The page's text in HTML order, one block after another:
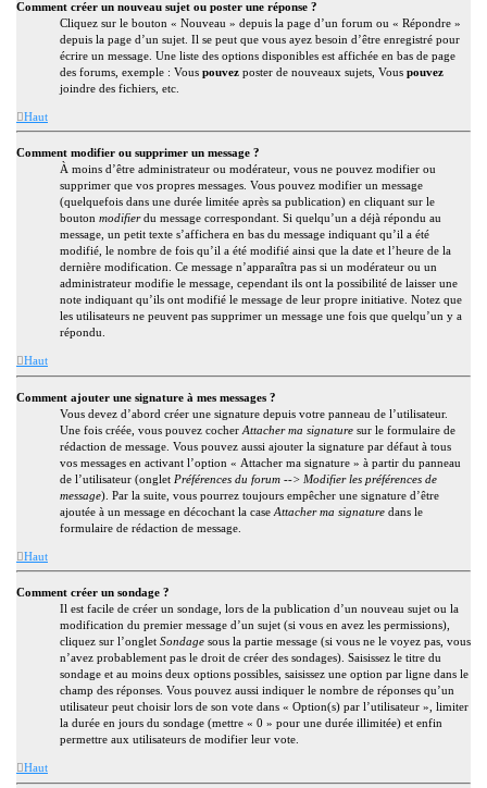
Comment créer un nouveau sujet ou poster une réponse ?
Cliquez sur le bouton « Nouveau » depuis la page d’un forum ou « Répondre »
depuis la page d’un sujet. Il se peut que vous ayez besoin d’être enregistré pour
écrire un message. Une liste des options disponibles est affichée en bas de page
des forums, exemple : Vous pouvez poster de nouveaux sujets, Vous pouvez
joindre des fichiers, etc.
Haut
Comment modifier ou supprimer un message ?
À moins d’être administrateur ou modérateur, vous ne pouvez modifier ou
supprimer que vos propres messages. Vous pouvez modifier un message
(quelquefois dans une durée limitée après sa publication) en cliquant sur le
bouton modifierdu message correspondant. Si quelqu’un a déjà répondu au
message, un petit texte s’affichera en bas du message indiquant qu’il a été
modifié, le nombre de fois qu’il a été modifié ainsi que la date et l’heure de la
dernière modification. Ce message n’apparaîtra pas si un modérateur ou un
administrateur modifie le message, cependant ils ont la possibilité de laisser une
note indiquant qu’ils ont modifié le message de leur propre initiative. Notez que
les utilisateurs ne peuvent pas supprimer un message une fois que quelqu’un y a
répondu.
Haut
Comment ajouter une signature à mes messages ?
Vous devez d’abord créer une signature depuis votre panneau de l’utilisateur.
Une fois créée, vous pouvez cocher Attacher ma signature sur le formulaire de
rédaction de message. Vous pouvez aussi ajouter la signature par défaut à tous
vos messages en activant l’option « Attacher ma signature » à partir du panneau
de l’utilisateur (onglet Préférences du forum --> Modifier les préférences de
message). Par la suite, vous pourrez toujours empêcher une signature d’être
ajoutée à un message en décochant la case Attacher ma signature dans le
formulaire de rédaction de message.
Haut
Comment créer un sondage ?
Il est facile de créer un sondage, lors de la publication d’un nouveau sujet ou la
modification du premier message d’un sujet (si vous en avez les permissions),
cliquez sur l’onglet Sondage sous la partie message (si vous ne le voyez pas, vous
n’avez probablement pas le droit de créer des sondages). Saisissez le titre du
sondage et au moins deux options possibles, saisissez une option par ligne dans le
champ des réponses. Vous pouvez aussi indiquer le nombre de réponses qu’un
utilisateur peut choisir lors de son vote dans « Option(s) par l’utilisateur », limiter
la durée en jours du sondage (mettre « 0 » pour une durée illimitée) et enfin
permettre aux utilisateurs de modifier leur vote.
Haut